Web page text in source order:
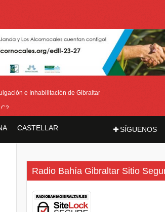
e Inhabilitación de Gibraltar
CASTELLAR SÍGUENOS
Radio Bahía Gibraltar Sitio